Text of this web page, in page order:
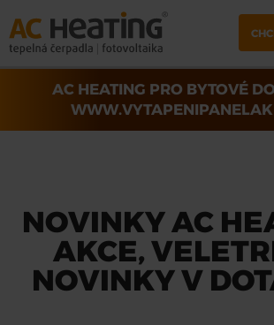
AC HEATING PRO BYTOVÉ
NOVINKY AC
AKCE,
NOVINKY V